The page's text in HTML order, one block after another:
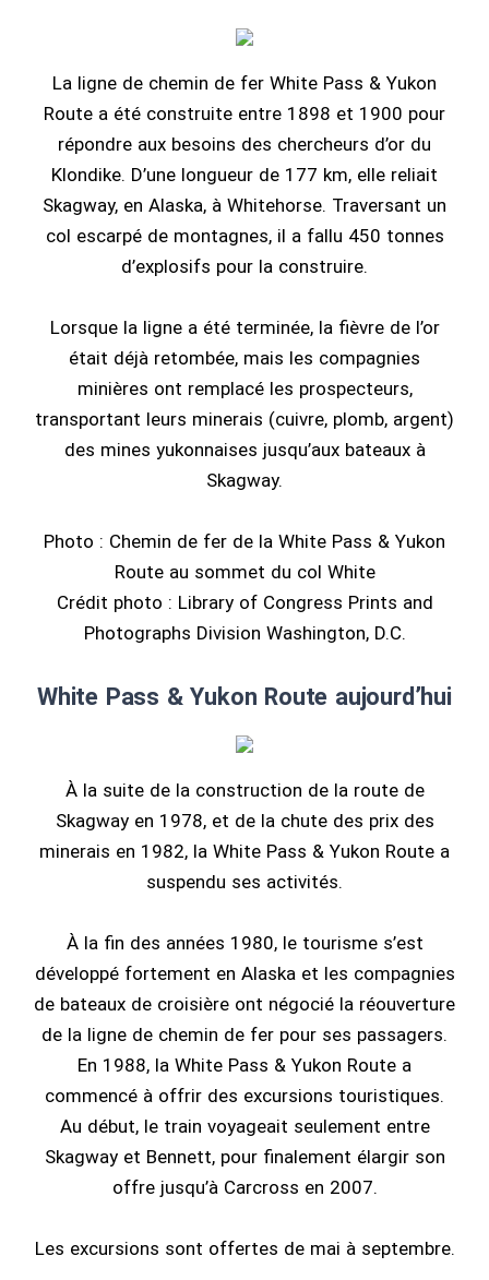
La ligne de chemin de fer White Pass & Yukon
Route a été construite entre 1898 et 1900 pour
répondre aux besoins des chercheurs d’or du
Klondike. D’une longueur de 177 km, elle reliait
Skagway, en Alaska, à Whitehorse. Traversant un
col escarpé de montagnes, il a fallu 450 tonnes
d’explosifs pour la construire.
Lorsque la ligne a été terminée, la fièvre de l’or
était déjà retombée, mais les compagnies
minières ont remplacé les prospecteurs,
transportant leurs minerais (cuivre, plomb, argent)
des mines yukonnaises jusqu’aux bateaux à
Skagway.
Photo : Chemin de fer de la White Pass & Yukon
Route au sommet du col White
Crédit photo : Library of Congress Prints and
Photographs Division Washington, D.C.
White Pass & Yukon Route aujourd’hui
À la suite de la construction de la route de
Skagway en 1978, et de la chute des prix des
minerais en 1982, la White Pass & Yukon Route a
suspendu ses activités.
À la fin des années 1980, le tourisme s’est
développé fortement en Alaska et les compagnies
de bateaux de croisière ont négocié la réouverture
de la ligne de chemin de fer pour ses passagers.
En 1988, la White Pass & Yukon Route a
commencé à offrir des excursions touristiques.
Au début, le train voyageait seulement entre
Skagway et Bennett, pour finalement élargir son
offre jusqu’à Carcross en 2007.
Les excursions sont offertes de mai à septembre.